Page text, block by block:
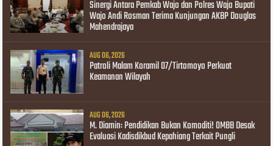
Sinergi Antara Pemkab Wajo dan Polres Wajo Bupati
Wajo Andi Rosman Terima Kunjungan AKBP Douglas
Mahendrajaya
AUG 06, 2026
Patroli Malam Koramil 07/Tirtomoyo Perkuat
Keamanan Wilayah
AUG 06, 2026
M. Diamin: Pendidikan Bukan Komoditi! OMBB Desak
Evaluasi Kadisdikbud Kepahiang Terkait Pungli